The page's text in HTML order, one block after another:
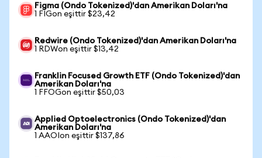
Figma (Ondo Tokenized)'dan Amerikan Doları'na
1 FIGon eşittir $23,42
Redwire (Ondo Tokenized)'dan Amerikan Doları'na
1 RDWon eşittir $13,42
Franklin Focused Growth ETF (Ondo Tokenized)'dan
Amerikan Doları'na
1 FFOGon eşittir $50,03
Applied Optoelectronics (Ondo Tokenized)'dan
Amerikan Doları'na
1 AAOIon eşittir $137,86